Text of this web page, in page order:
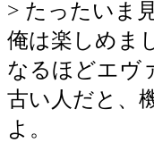
> たったいま
俺は楽しめま
なるほどエヴ
古い人だと、
よ。